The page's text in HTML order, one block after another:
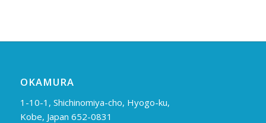
OKAMURA
1-10-1, Shichinomiya-cho, Hyogo-ku,
Kobe, Japan 652-0831